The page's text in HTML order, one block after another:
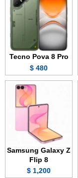
Tecno Pova 8 Pro
480 $
Samsung Galaxy Z
Flip 8
1,200 $